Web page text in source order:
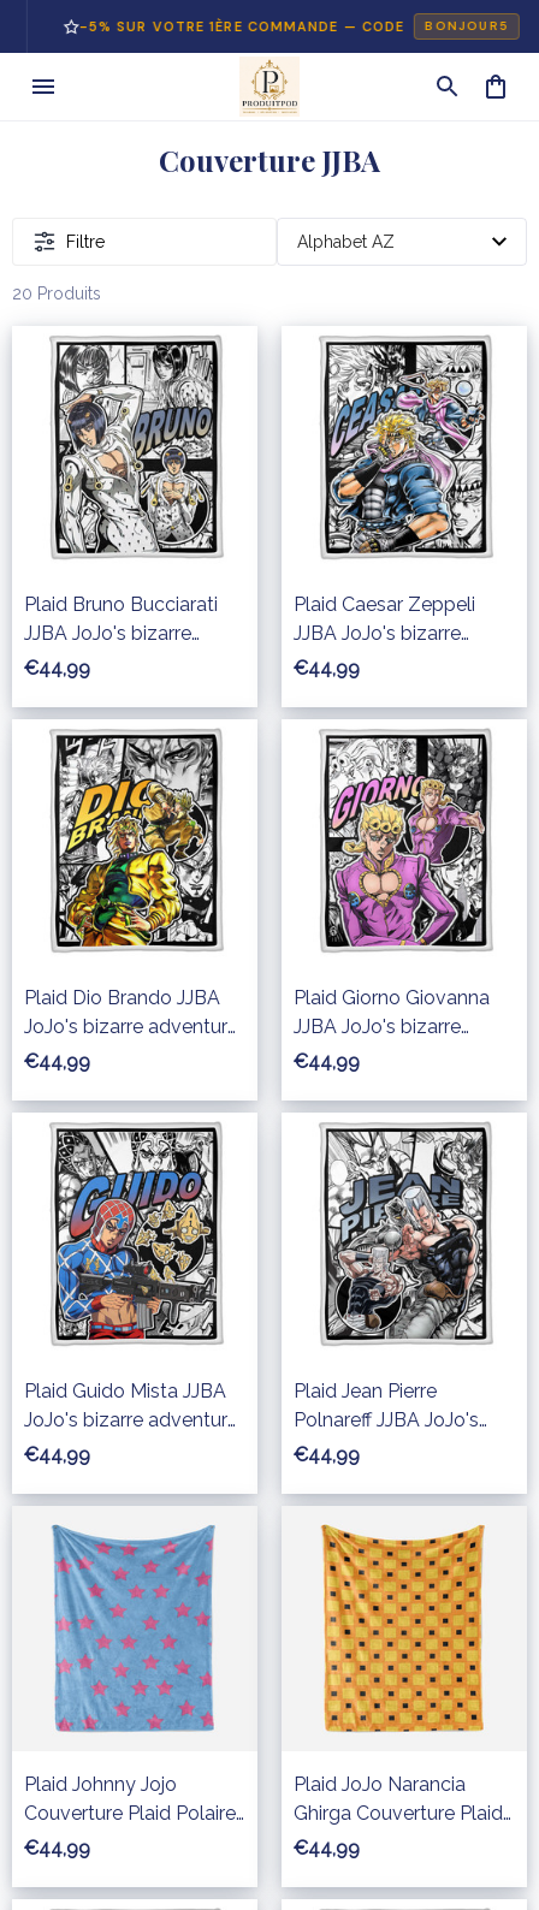
-5% SUR VOTRE 1ÈRE COMMANDE — CODE BONJOUR5
Couverture JJBA
Filtre
20 Produits
Plaid Bruno Bucciarati
JJBA JoJo's bizarre
adventure Couverture
Canapé
€44,99
Plaid Caesar Zeppeli
JJBA JoJo's bizarre
adventure Couverture
Canapé
€44,99
Plaid Dio Brando JJBA
JoJo's bizarre adventure
Couverture Plaid Polaire
€44,99
Plaid Giorno Giovanna
JJBA JoJo's bizarre
adventure Couverture
Canapé
€44,99
Plaid Guido Mista JJBA
JoJo's bizarre adventure
Couverture Plaid Polaire
€44,99
Plaid Jean Pierre
Polnareff JJBA JoJo's
bizarre adventure
Plaid Canapé
€44,99
Plaid Johnny Jojo
Couverture Plaid Polaire
Plaid Canapé
€44,99
Plaid JoJo Narancia
Ghirga Couverture Plaid
Polaire Plaid Canapé
€44,99